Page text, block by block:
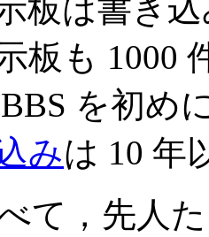
板は書き
板も 1000
を初め
みは 10 年
て，先人